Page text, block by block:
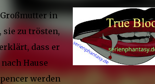
in
sie zu trösten,
dass er
Hause
werden